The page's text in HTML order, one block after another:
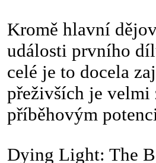
Kromě hlavní
události prvního
celé je to docela
přeživších je velmi
příběhovým
Dying Light: The